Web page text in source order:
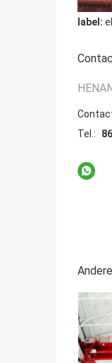
label:
Tel.: